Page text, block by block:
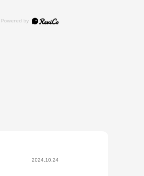
2024.10.24